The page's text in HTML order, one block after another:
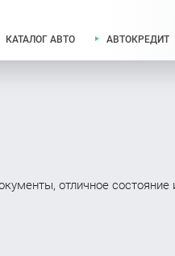
КАТАЛОГ АВТО АВТОКРЕДИТ
отличное состояние